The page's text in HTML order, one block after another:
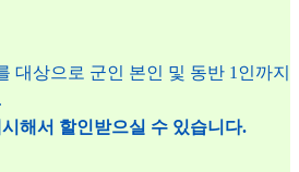
대상으로 군인 본인 및 동반 1인까지
해서 할인받으실 수 있습니다.